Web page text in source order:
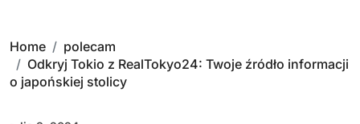
Home
polecam
Odkryj Tokio z RealTokyo24: Twoje źródło informacji
o japońskiej stolicy